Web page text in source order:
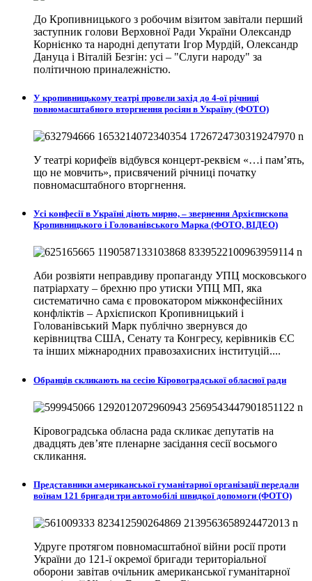
До Кропивницького з робочим візитом завітали перший
заступник голови Верховної Ради України Олександр
Корнієнко та народні депутати Ігор Мурдій, Олександр
Дануца і Віталій Безгін: усі – "Слуги народу" за
політичною приналежністю.
У кропивницькому театрі провели захід до 4-ої річниці
повномасштабного вторгнення росіян в Україну (ФОТО)
У театрі корифеїв відбувся концерт-реквієм «…і пам’ять,
що не мовчить», присвячений річниці початку
повномасштабного вторгнення.
Усі конфесії в Україні діють мирно, – звернення Архієпископа
Кропивницького і Голованівського Марка (ФОТО, ВІДЕО)
Аби розвіяти неправдиву пропаганду УПЦ московського
патріархату – брехню про утиски УПЦ МП, яка
систематично сама є провокатором міжконфесійних
конфліктів – Архієпископ Кропивницький і
Голованівський Марк публічно звернувся до
керівництва США, Сенату та Конгресу, керівників ЄС
та інших міжнародних правозахисних інституцій....
Обранців скликають на сесію Кіровоградської обласної ради
Кіровоградська обласна рада скликає депутатів на
двадцять дев’яте пленарне засідання сесії восьмого
скликання.
Представники американської гуманітарної організації передали
воїнам 121 бригади три автомобілі швидкої допомоги (ФОТО)
Удруге протягом повномасштабної війни росії проти
України до 121-ї окремої бригади територіальної
оборони завітав очільник американської гуманітарної